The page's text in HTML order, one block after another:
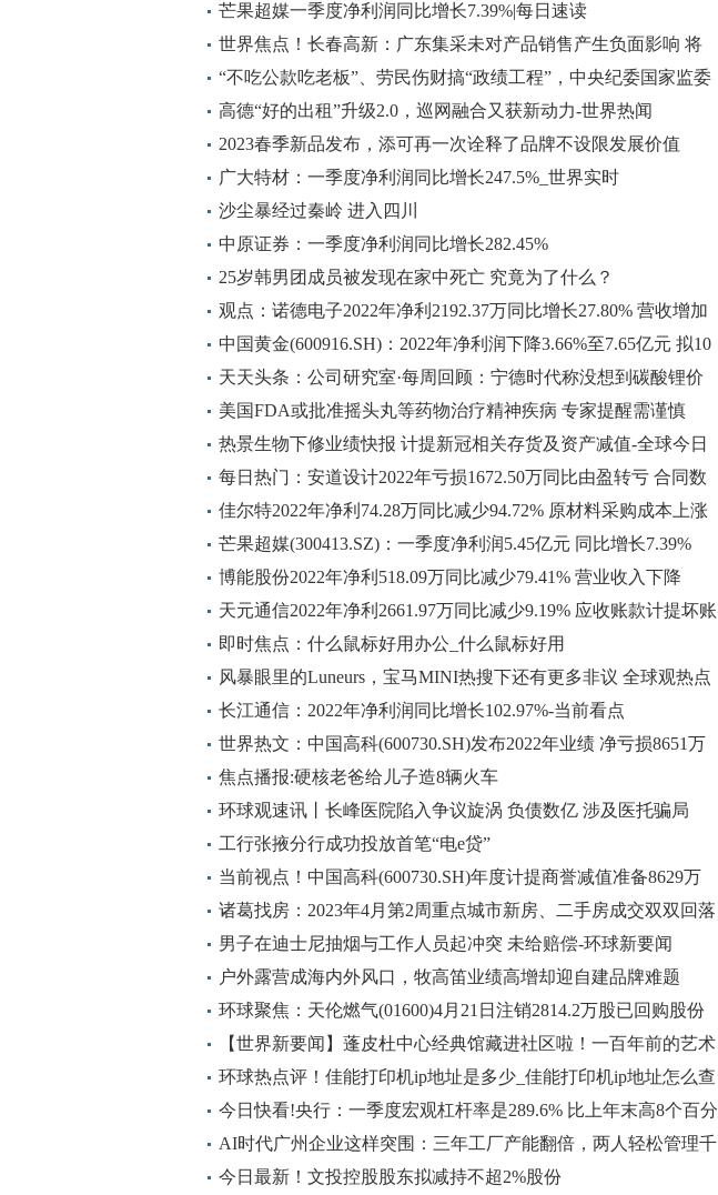
芒果超媒一季度净利润同比增长7.39%|每日速读
世界焦点！长春高新：广东集采未对产品销售产生负面影响 将
完全聚焦医药核心主业发展
“不吃公款吃老板”、劳民伤财搞“政绩工程”，中央纪委国家监委
通报十起违反中央八项规定精神典型问题！
高德“好的出租”升级2.0，巡网融合又获新动力-世界热闻
2023春季新品发布，添可再一次诠释了品牌不设限发展价值
广大特材：一季度净利润同比增长247.5%_世界实时
沙尘暴经过秦岭 进入四川
中原证券：一季度净利润同比增长282.45%
25岁韩男团成员被发现在家中死亡 究竟为了什么？
观点：诺德电子2022年净利2192.37万同比增长27.80% 营收增加
中国黄金(600916.SH)：2022年净利润下降3.66%至7.65亿元 拟10
派3元
天天头条：公司研究室·每周回顾：宁德时代称没想到碳酸锂价
格掉这么快
美国FDA或批准摇头丸等药物治疗精神疾病 专家提醒需谨慎
热景生物下修业绩快报 计提新冠相关存货及资产减值-全球今日
讯
每日热门：安道设计2022年亏损1672.50万同比由盈转亏 合同数
量及金额下降
佳尔特2022年净利74.28万同比减少94.72% 原材料采购成本上涨
芒果超媒(300413.SZ)：一季度净利润5.45亿元 同比增长7.39%
博能股份2022年净利518.09万同比减少79.41% 营业收入下降
天元通信2022年净利2661.97万同比减少9.19% 应收账款计提坏账
准备增加|当前热议
即时焦点：什么鼠标好用办公_什么鼠标好用
风暴眼里的Luneurs，宝马MINI热搜下还有更多非议 全球观热点
长江通信：2022年净利润同比增长102.97%-当前看点
世界热文：中国高科(600730.SH)发布2022年业绩 净亏损8651万
元 同比由盈转亏
焦点播报:硬核老爸给儿子造8辆火车
环球观速讯丨长峰医院陷入争议旋涡 负债数亿 涉及医托骗局
工行张掖分行成功投放首笔“电e贷”
当前视点！中国高科(600730.SH)年度计提商誉减值准备8629万
元
诸葛找房：2023年4月第2周重点城市新房、二手房成交双双回落
杭州新房仍维持33%涨幅
男子在迪士尼抽烟与工作人员起冲突 未给赔偿-环球新要闻
户外露营成海内外风口，牧高笛业绩高增却迎自建品牌难题
环球聚焦：天伦燃气(01600)4月21日注销2814.2万股已回购股份
【世界新要闻】蓬皮杜中心经典馆藏进社区啦！一百年前的艺术
家们都在想什么？
环球热点评！佳能打印机ip地址是多少_佳能打印机ip地址怎么查
今日快看!央行：一季度宏观杠杆率是289.6% 比上年末高8个百分
点
AI时代广州企业这样突围：三年工厂产能翻倍，两人轻松管理千
亩农场_天天实时
今日最新！文投控股股东拟减持不超2%股份